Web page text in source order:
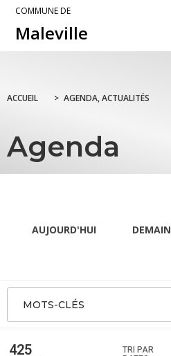
COMMUNE DE
Maleville
ACCUEIL > AGENDA, ACTUALITÉS
Agenda
AUJOURD'HUI DEMAIN
MOTS-CLÉS
425
TRI PAR